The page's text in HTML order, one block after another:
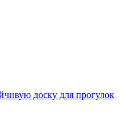
доску для прогулок